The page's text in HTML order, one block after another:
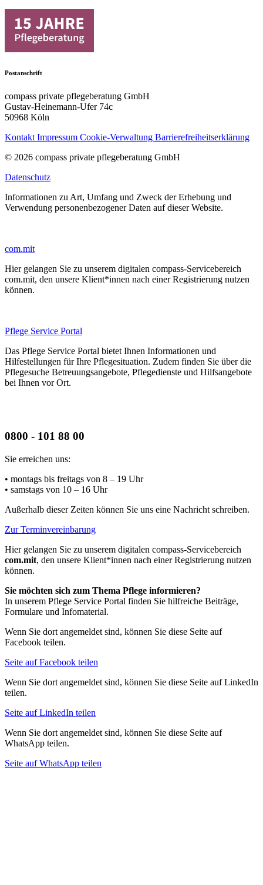
Postanschrift
compass private pflegeberatung GmbH
Gustav-Heinemann-Ufer 74c
50968 Köln
Kontakt Impressum Cookie-Verwaltung Barrierefreiheitserklärung
© 2026 compass private pflegeberatung GmbH
Datenschutz
Informationen zu Art, Umfang und Zweck der Erhebung und
Verwendung personenbezogener Daten auf dieser Website.
com.mit
Hier gelangen Sie zu unserem digitalen compass-Servicebereich
com.mit, den unsere Klient*innen nach einer Registrierung nutzen
können.
Pflege Service Portal
Das Pflege Service Portal bietet Ihnen Informationen und
Hilfestellungen für Ihre Pflegesituation. Zudem finden Sie über die
Pflegesuche Betreuungsangebote, Pflegedienste und Hilfsangebote
bei Ihnen vor Ort.
0800 - 101 88 00
Sie erreichen uns:
• montags bis freitags von 8 – 19 Uhr
• samstags von 10 – 16 Uhr
Außerhalb dieser Zeiten können Sie uns eine Nachricht schreiben.
Zur Terminvereinbarung
Hier gelangen Sie zu unserem digitalen compass-Servicebereich
com.mit, den unsere Klient*innen nach einer Registrierung nutzen
können.
Sie möchten sich zum Thema Pflege informieren?
In unserem Pflege Service Portal finden Sie hilfreiche Beiträge,
Formulare und Infomaterial.
Wenn Sie dort angemeldet sind, können Sie diese Seite auf
Facebook teilen.
Seite auf Facebook teilen
Wenn Sie dort angemeldet sind, können Sie diese Seite auf LinkedIn
teilen.
Seite auf LinkedIn teilen
Wenn Sie dort angemeldet sind, können Sie diese Seite auf
WhatsApp teilen.
Seite auf WhatsApp teilen